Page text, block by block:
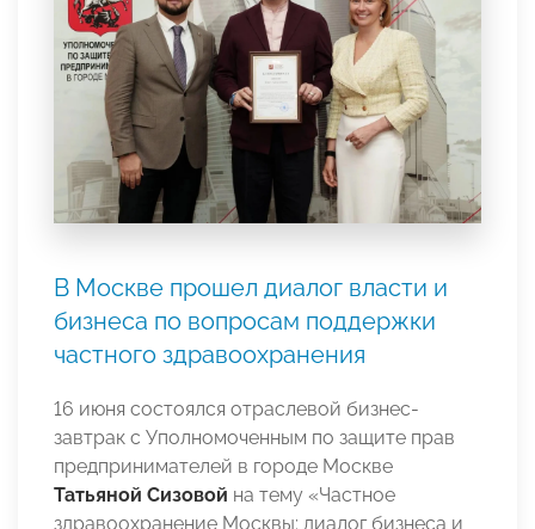
В Москве прошел диалог власти и
бизнеса по вопросам поддержки
частного здравоохранения
16 июня состоялся отраслевой бизнес-
завтрак с Уполномоченным по защите прав
предпринимателей в городе Москве
Татьяной Сизовой на тему «Частное
здравоохранение Москвы: диалог бизнеса и